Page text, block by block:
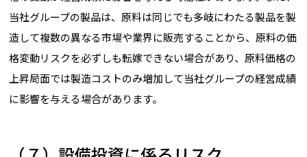
当社グループの製品は、原料は同じでも多岐にわたる製品を製
造して複数の異なる市場や業界に販売することから、原料の価
格変動リスクを必ずしも転嫁できない場合があり、原料価格の
上昇局面では製造コストのみ増加して当社グループの経営成績
に影響を与える場合があります。